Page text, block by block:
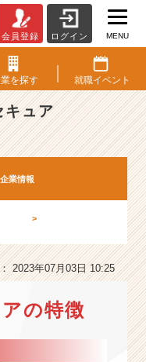
会員登録 ログイン MENU
を探す 就職イベント
キュア
企業情報
>
2023年07月03日 10:25
の特徴